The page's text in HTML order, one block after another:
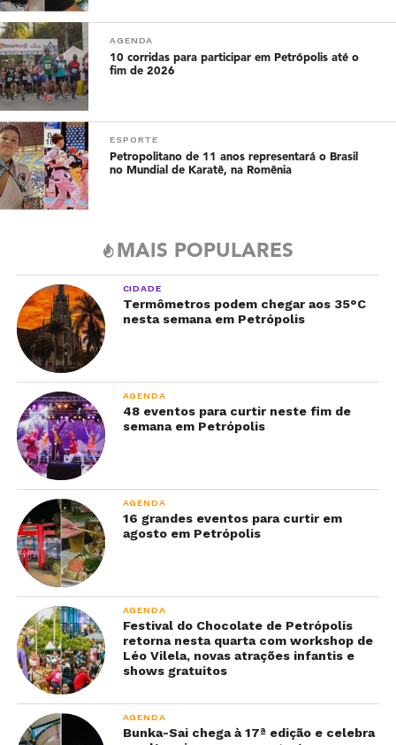
AGENDA
10 corridas para participar em Petrópolis até o
fim de 2026
ESPORTE
Petropolitano de 11 anos representará o Brasil
no Mundial de Karatê, na Romênia
MAIS POPULARES
CIDADE
Termômetros podem chegar aos 35°C
nesta semana em Petrópolis
AGENDA
48 eventos para curtir neste fim de
semana em Petrópolis
AGENDA
16 grandes eventos para curtir em
agosto em Petrópolis
AGENDA
Festival do Chocolate de Petrópolis
retorna nesta quarta com workshop de
Léo Vilela, novas atrações infantis e
shows gratuitos
AGENDA
Bunka-Sai chega à 17ª edição e celebra